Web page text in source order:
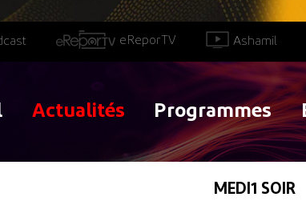
Ashamil
eReporTV
Programmes
Actualités
MEDI1 SOIR